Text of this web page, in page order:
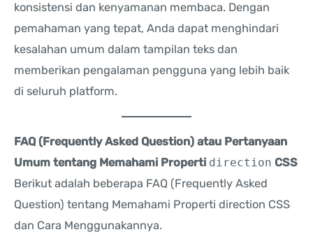
konsistensi dan kenyamanan membaca. Dengan
pemahaman yang tepat, Anda dapat menghindari
kesalahan umum dalam tampilan teks dan
memberikan pengalaman pengguna yang lebih baik
di seluruh platform.
FAQ (Frequently Asked Question) atau Pertanyaan
Umum tentang Memahami Properti direction CSS
Berikut adalah beberapa FAQ (Frequently Asked
Question) tentang Memahami Properti direction CSS
dan Cara Menggunakannya.